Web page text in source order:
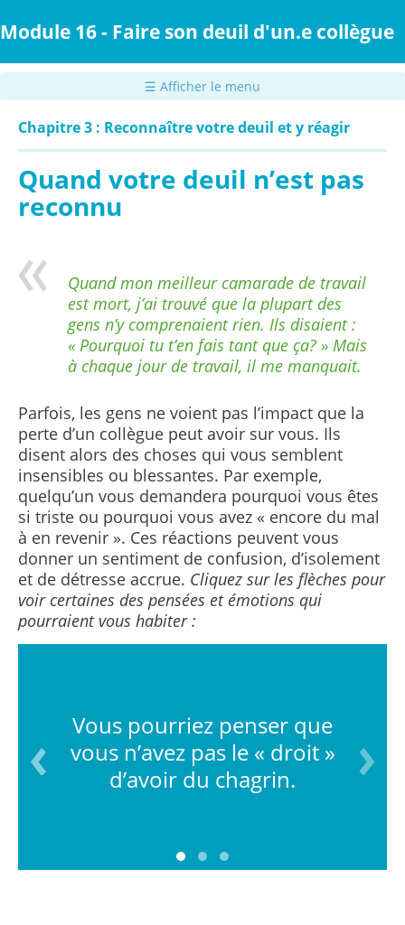
au
principal
Module 16 - Faire son deuil d'un.e collègue
☰ Afficher le menu
Chapitre 3 : Reconnaître votre deuil et y réagir
Quand votre deuil n’est pas
reconnu
Quand mon meilleur camarade de travail
est mort, j’ai trouvé que la plupart des
gens n’y comprenaient rien. Ils disaient :
« Pourquoi tu t’en fais tant que ça? » Mais
à chaque jour de travail, il me manquait.
Parfois, les gens ne voient pas l’impact que la
perte d’un collègue peut avoir sur vous. Ils
disent alors des choses qui vous semblent
insensibles ou blessantes. Par exemple,
quelqu’un vous demandera pourquoi vous êtes
si triste ou pourquoi vous avez « encore du mal
à en revenir ». Ces réactions peuvent vous
donner un sentiment de confusion, d’isolement
et de détresse accrue. Cliquez sur les flèches pour
voir certaines des pensées et émotions qui
pourraient vous habiter :
Vous pourriez penser que
vous n’avez pas le « droit »
d’avoir du chagrin.